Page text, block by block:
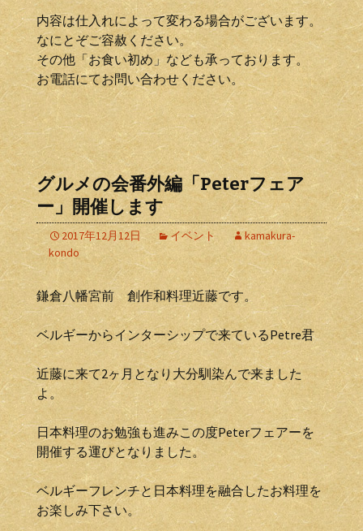
内容は仕入れによって変わる場合がございます。
なにとぞご容赦ください。
その他「お食い初め」なども承っております。
お電話にてお問い合わせください。
グルメの会番外編「Peterフェア
ー」開催します
2017年12月12日 イベント
kamakura-
kondo
鎌倉八幡宮前 創作和料理近藤です。
ベルギーからインターシップで来ているPetre君
近藤に来て2ヶ月となり大分馴染んで来ました
よ。
日本料理のお勉強も進みこの度Peterフェアーを
開催する運びとなりました。
ベルギーフレンチと日本料理を融合したお料理を
お楽しみ下さい。